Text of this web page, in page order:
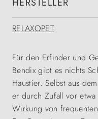
RELAXOPET
Für den Erfinder und
Bendix gibt es nichts
Haustier. Selbst aus
er durch Zufall vor etwa
Wirkung von